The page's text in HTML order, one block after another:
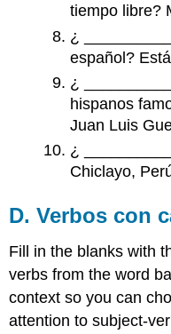
tiempo libre?
¿
español?
¿
hispanos
Juan Luis
¿
Chiclayo,
D. Verbos con
Fill in the blanks with
verbs from the word
context so you can
attention to subject-